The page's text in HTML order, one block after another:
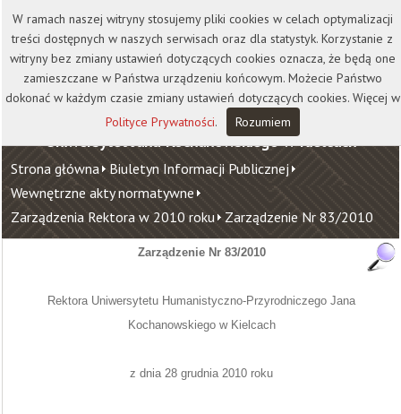
Kontakt Biblioteka
Wydawnictwo
Wirtualna Uczelnia
Uniwersytet Jana Kochanowskiego w Kielcach
Strona główna Biuletyn Informacji Publicznej
Wewnętrzne akty normatywne
Zarządzenia Rektora w 2010 roku Zarządzenie Nr 83/2010
Zarządzenie Nr 83/2010
Rektora Uniwersytetu Humanistyczno-Przyrodniczego Jana
Kochanowskiego w Kielcach
z dnia 28 grudnia 2010 roku
W ramach naszej witryny stosujemy pliki cookies w celach optymalizacji
treści dostępnych w naszych serwisach oraz dla statystyk. Korzystanie z
witryny bez zmiany ustawień dotyczących cookies oznacza, że będą one
zamieszczane w Państwa urządzeniu końcowym. Możecie Państwo
dokonać w każdym czasie zmiany ustawień dotyczących cookies. Więcej w
Polityce Prywatności. Rozumiem